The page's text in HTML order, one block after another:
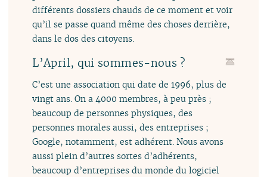
différents dossiers chauds de ce moment et voir
qu’il se passe quand même des choses derrière,
dans le dos des citoyens.
L’April, qui sommes-nous ?
C’est une association qui date de 1996, plus de
vingt ans. On a 4000 membres, à peu près ;
beaucoup de personnes physiques, des
personnes morales aussi, des entreprises ;
Google, notamment, est adhérent. Nous avons
aussi plein d’autres sortes d’adhérents,
beaucoup d’entreprises du monde du logiciel